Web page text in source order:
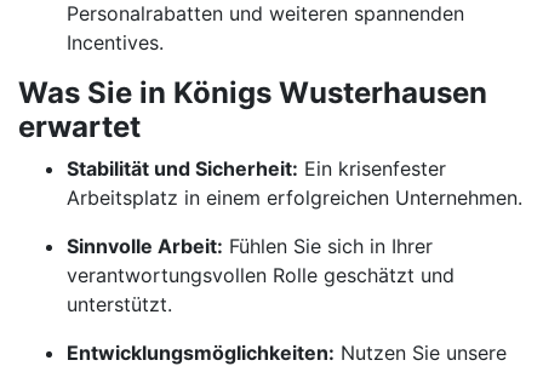
Personalrabatten und weiteren spannenden
Incentives.
Was Sie in Königs Wusterhausen
erwartet
Stabilität und Sicherheit: Ein krisenfester
Arbeitsplatz in einem erfolgreichen Unternehmen.
Sinnvolle Arbeit: Fühlen Sie sich in Ihrer
verantwortungsvollen Rolle geschätzt und
unterstützt.
Entwicklungsmöglichkeiten: Nutzen Sie unsere